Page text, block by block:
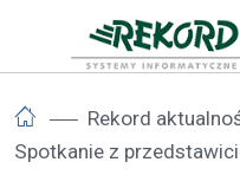
Rekord
Spotkanie z